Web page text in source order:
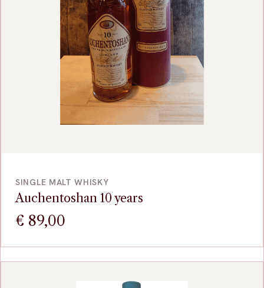
SINGLE MALT WHISKY
Auchentoshan 10 years
€ 89,00